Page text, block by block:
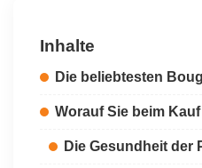
Inhalte
Die beliebtesten
Worauf Sie beim
Die Gesundheit der